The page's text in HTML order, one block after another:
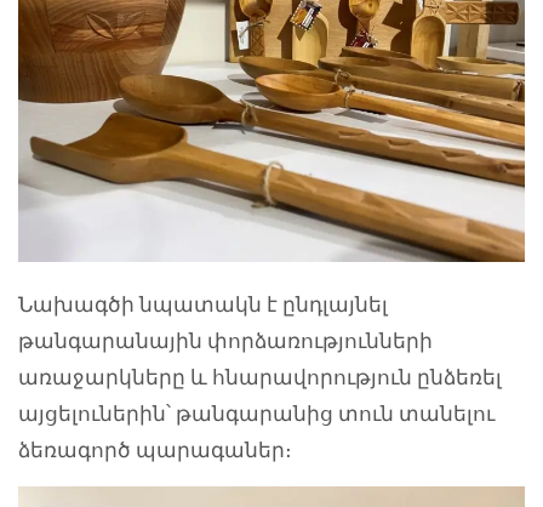
Նախագծի նպատակն է ընդլայնել
թանգարանային փորձառությունների
առաջարկները և հնարավորություն ընձեռել
այցելուներին՝ թանգարանից տուն տանելու
ձեռագործ պարագաներ։